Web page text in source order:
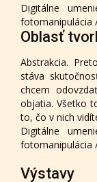
Digitálne
fotomanipulácia
Oblasť
Abstrakcia.
stáva
chcem
objatia. Všetko
to, čo v nich
Digitálne
fotomanipulácia
Výstavy